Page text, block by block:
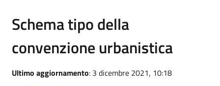
Schema tipo della
convenzione urbanistica
Ultimo aggiornamento: 3 dicembre 2021, 10:18